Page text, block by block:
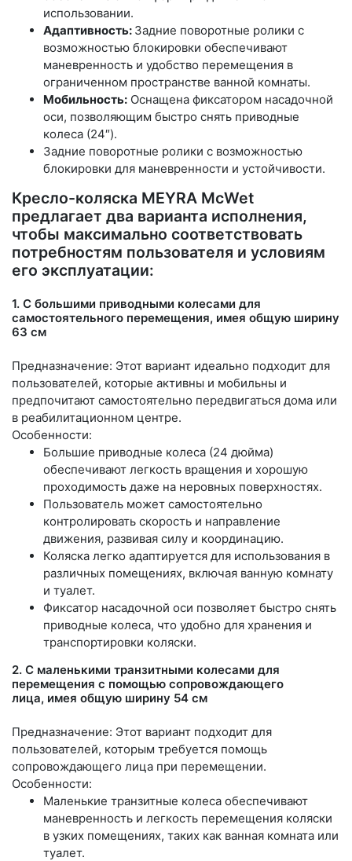
использовании.
Адаптивность: Задние поворотные ролики с
возможностью блокировки обеспечивают
маневренность и удобство перемещения в
ограниченном пространстве ванной комнаты.
Мобильность: Оснащена фиксатором насадочной
оси, позволяющим быстро снять приводные
колеса (24″).
Задние поворотные ролики с возможностью
блокировки для маневренности и устойчивости.
Кресло-коляска MEYRA McWet
предлагает два варианта исполнения,
чтобы максимально соответствовать
потребностям пользователя и условиям
его эксплуатации:
1. С большими приводными колесами для
самостоятельного перемещения, имея общую ширину
63 см
Предназначение: Этот вариант идеально подходит для
пользователей, которые активны и мобильны и
предпочитают самостоятельно передвигаться дома или
в реабилитационном центре.
Особенности:
Большие приводные колеса (24 дюйма)
обеспечивают легкость вращения и хорошую
проходимость даже на неровных поверхностях.
Пользователь может самостоятельно
контролировать скорость и направление
движения, развивая силу и координацию.
Коляска легко адаптируется для использования в
различных помещениях, включая ванную комнату
и туалет.
Фиксатор насадочной оси позволяет быстро снять
приводные колеса, что удобно для хранения и
транспортировки коляски.
2. С маленькими транзитными колесами для
перемещения с помощью сопровождающего
лица, имея общую ширину 54 см
Предназначение: Этот вариант подходит для
пользователей, которым требуется помощь
сопровождающего лица при перемещении.
Особенности:
Маленькие транзитные колеса обеспечивают
маневренность и легкость перемещения коляски
в узких помещениях, таких как ванная комната или
туалет.